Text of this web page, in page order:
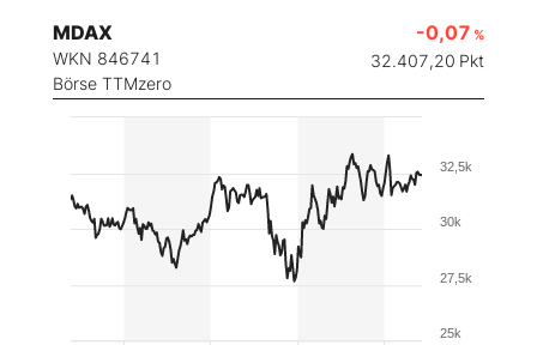
MDAX
WKN 846741
Börse TTMzero
-0,07 %
32.407,20 Pkt
25k
27,5k
30k
32,5k